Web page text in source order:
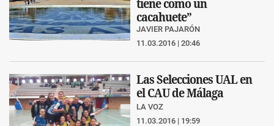
tiene como un
cacahuete”
JAVIER PAJARÓN
11.03.2016 | 20:46
Las Selecciones UAL en
el CAU de Málaga
LA VOZ
11.03.2016 | 19:59